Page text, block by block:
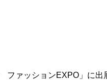
ァッションEXPO」に出